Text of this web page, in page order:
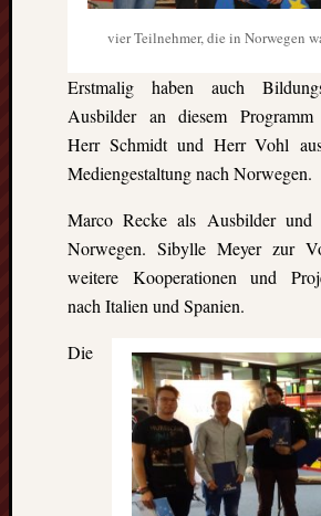
vier Teilnehmer, die in Norwegen
Erstmalig haben auch
Ausbilder an diesem Programm
Herr Schmidt und Herr Vohl
Mediengestaltung nach Norwegen.
Marco Recke als Ausbilder und
Norwegen. Sibylle Meyer zur
weitere Kooperationen und
nach Italien und Spanien.
Die